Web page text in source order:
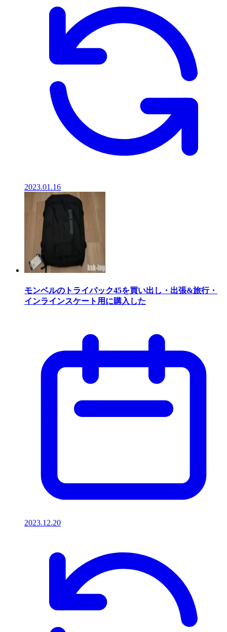
2023.01.16
モンベルのトライパック45を買い出し・出張&旅行・
インラインスケート用に購入した
2023.12.20